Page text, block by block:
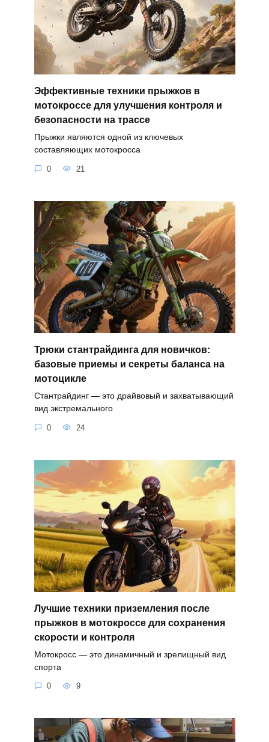
Эффективные техники прыжков в
мотокроссе для улучшения контроля и
безопасности на трассе
Прыжки являются одной из ключевых
составляющих мотокросса
0 21
Трюки стантрайдинга для новичков:
базовые приемы и секреты баланса на
мотоцикле
Стантрайдинг — это драйвовый и захватывающий
вид экстремального
0 24
Лучшие техники приземления после
прыжков в мотокроссе для сохранения
скорости и контроля
Мотокросс — это динамичный и зрелищный вид
спорта
0 9